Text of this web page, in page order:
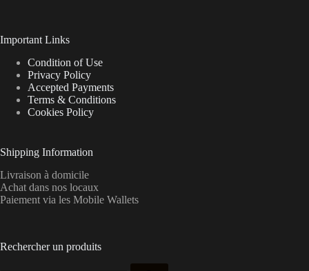
Important Links
Condition of Use
Privacy Policy
Accepted Payments
Terms & Conditions
Cookies Policy
Shipping Information
Livraison à domicile
Achat dans nos locaux
Paiement via les Mobile Wallets
Rechercher un produits